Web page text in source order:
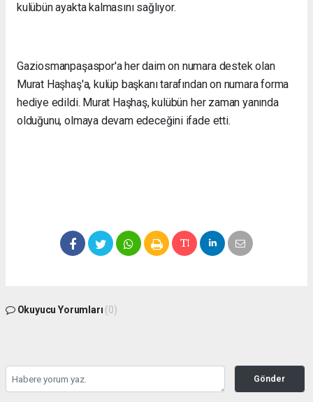
kulübün ayakta kalmasını sağlıyor.
Gaziosmanpaşaspor'a her daim on numara destek olan
Murat Haşhaş'a, kulüp başkanı tarafından on numara forma
hediye edildi. Murat Haşhaş, kulübün her zaman yanında
olduğunu, olmaya devam edeceğini ifade etti.
Okuyucu Yorumları (0)
Gönder